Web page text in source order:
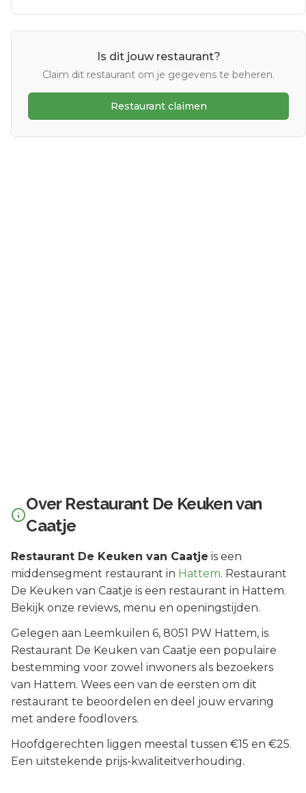
Is dit jouw restaurant?
Claim dit restaurant om je gegevens te beheren.
Restaurant claimen
Over Restaurant De Keuken van
Caatje
Restaurant De Keuken van Caatje is een
middensegment restaurant in Hattem. Restaurant
De Keuken van Caatje is een restaurant in Hattem.
Bekijk onze reviews, menu en openingstijden.
Gelegen aan Leemkuilen 6, 8051 PW Hattem, is
Restaurant De Keuken van Caatje een populaire
bestemming voor zowel inwoners als bezoekers
van Hattem. Wees een van de eersten om dit
restaurant te beoordelen en deel jouw ervaring
met andere foodlovers.
Hoofdgerechten liggen meestal tussen €15 en €25.
Een uitstekende prijs-kwaliteitverhouding.